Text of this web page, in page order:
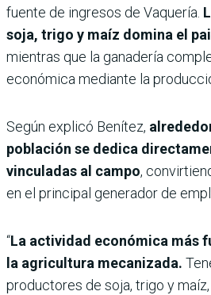
fuente de ingresos de Vaquería.
soja, trigo y maíz domina el
mientras que la ganadería
económica mediante la
Según explicó Benítez,
población se dedica
vinculadas al campo,
en el principal generador de
“La actividad económica más
la agricultura mecanizada.
productores de soja, trigo y